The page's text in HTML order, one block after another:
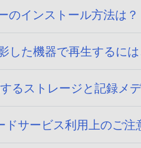
のインストール方法は？
した機器で再生するに
るストレージと記録メ
ドサービス利用上のご注